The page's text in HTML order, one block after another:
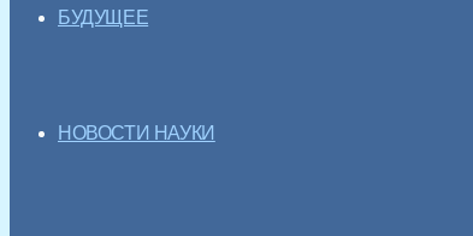
БУДУЩЕЕ
НОВОСТИ НАУКИ